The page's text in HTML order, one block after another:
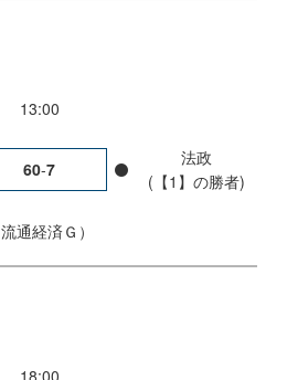
13:00
60-7
法政
(【1】の勝者)
流通経済Ｇ
18:00